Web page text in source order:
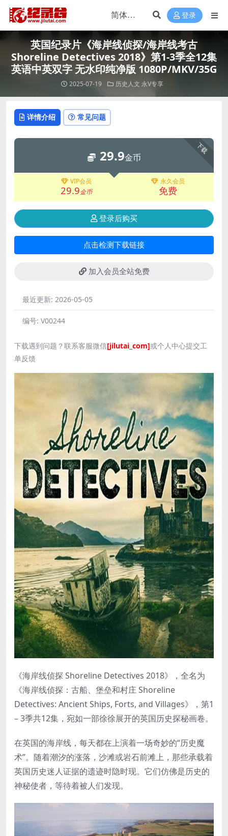
登录
英国纪录片《海岸线侦探/海岸线考古
Shoreline Detectives 2018》第1-3季全12集
英语中英双字 无水印纯净版 1080P/MKV/35G
2025-07-19 历史人文 永V专享
详情介绍 常见问题
下载
29.9金币
VIP会员
29.9金币
永久会员
免费
登录后购买
点击检测下载链接
加入会员全站免费
最近更新: 2026-05-05
编号: V00244
下载遇到问题？联系客服微信[jilutai_com]或个人中心提交工
单反馈
《海岸线侦探 Shoreline Detectives 2018》，全名为
《海岸线侦探：古船、堡垒和村庄 Shoreline
Detectives: Ancient Ships, Forts, and Villages》，第1
– 3季共12集，宛如一部徐徐展开的英国历史探秘画卷。
在英国的海岸线，每天都在上演着一场奇妙的“历史魔
术”。随着潮汐的涨落，沙滩或岩石前滩上，那些承载着
英国历史迷人证据的遗迹时隐时现。它们仿佛是历史的
神秘使者，等待着被人们发现。